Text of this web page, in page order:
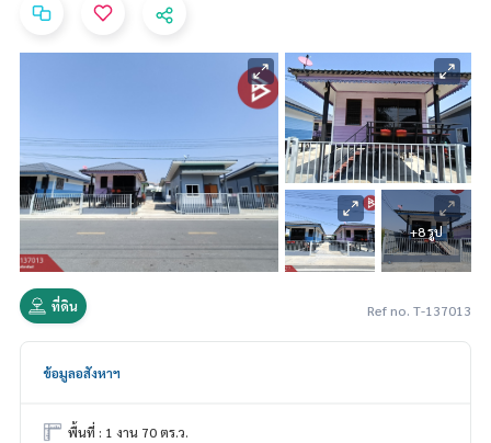
+8 รูป
ที่ดิน Ref no. T-137013
ข้อมูลอสังหาฯ
พื้นที่ : 1 งาน 70 ตร.ว.